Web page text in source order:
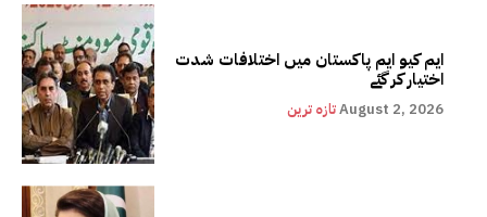
ایم کیو ایم پاکستان میں اختلافات شدت
اختیار کر گئے
تازہ ترینAugust 2, 2026